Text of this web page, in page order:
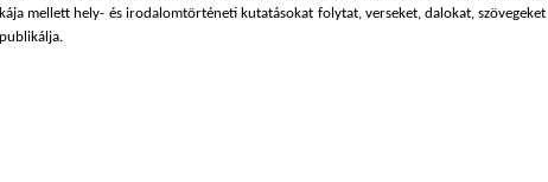
mellett hely- és irodalomtörténeti kutatásokat folytat, verseket, dalokat, szövegeket